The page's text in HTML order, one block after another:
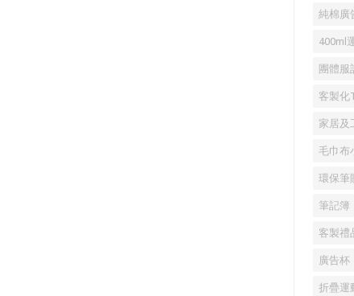
純棉廣
400ml
團體服
客製化
家居及
毛巾布
環保筆
筆記簿
客製禮
廣告杯
折疊運